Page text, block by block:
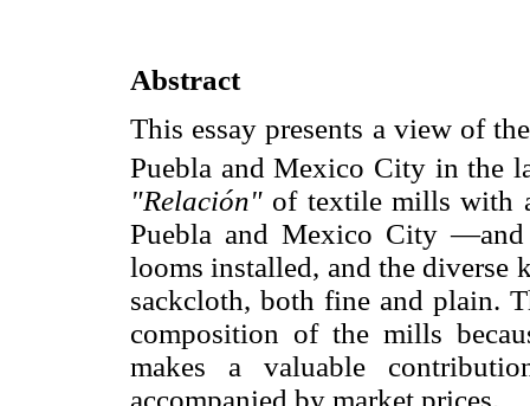
Abstract
This essay presents a view of
Puebla and Mexico City in the
"Relación" of textile mills with
Puebla and Mexico City
looms installed, and the diverse
sackcloth, both fine and plain.
composition of the mills
makes a valuable